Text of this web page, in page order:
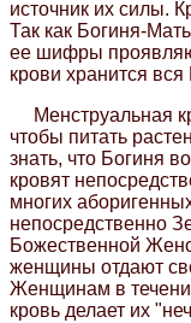
источник их силы.
Так как Богиня-
ее шифры
крови хранится вся
Менструальная
чтобы питать
знать, что Богиня
кровят
многих
непосредственно
Божественной
женщины отдают
Женщинам в
кровь делает их